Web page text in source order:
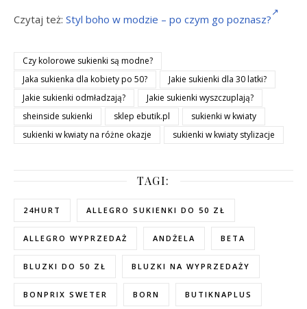
Czytaj też: Styl boho w modzie – po czym go poznasz?
Czy kolorowe sukienki są modne?
Jaka sukienka dla kobiety po 50?
Jakie sukienki dla 30 latki?
Jakie sukienki odmładzają?
Jakie sukienki wyszczuplają?
sheinside sukienki
sklep ebutik.pl
sukienki w kwiaty
sukienki w kwiaty na różne okazje
sukienki w kwiaty stylizacje
TAGI:
24HURT ALLEGRO SUKIENKI DO 50 ZŁ
ALLEGRO WYPRZEDAŻ ANDŻELA BETA
BLUZKI DO 50 ZŁ BLUZKI NA WYPRZEDAŻY
BONPRIX SWETER BORN BUTIKNAPLUS